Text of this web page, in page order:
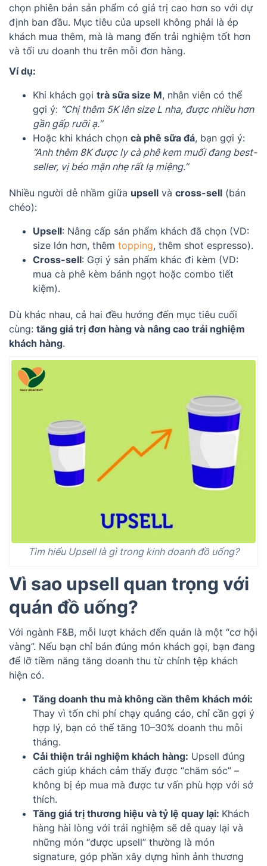
chọn phiên bản sản phẩm có giá trị cao hơn so với dự
định ban đầu. Mục tiêu của upsell không phải là ép
khách mua thêm, mà là mang đến trải nghiệm tốt hơn
và tối ưu doanh thu trên mỗi đơn hàng.
Ví dụ:
Khi khách gọi trà sữa size M, nhân viên có thể
gợi ý: “Chị thêm 5K lên size L nha, được nhiều hơn
gần gấp rưỡi ạ.”
Hoặc khi khách chọn cà phê sữa đá, bạn gợi ý:
“Anh thêm 8K được ly cà phê kem muối đang best-
seller, vị béo mặn nhẹ rất lạ miệng.”
Nhiều người dễ nhầm giữa upsell và cross-sell (bán
chéo):
Upsell: Nâng cấp sản phẩm khách đã chọn (VD:
size lớn hơn, thêm topping, thêm shot espresso).
Cross-sell: Gợi ý sản phẩm khác đi kèm (VD:
mua cà phê kèm bánh ngọt hoặc combo tiết
kiệm).
Dù khác nhau, cả hai đều hướng đến mục tiêu cuối
cùng: tăng giá trị đơn hàng và nâng cao trải nghiệm
khách hàng.
Tìm hiểu Upsell là gì trong kinh doanh đồ uống?
Vì sao upsell quan trọng với
quán đồ uống?
Với ngành F&B, mỗi lượt khách đến quán là một “cơ hội
vàng”. Nếu bạn chỉ bán đúng món khách gọi, bạn đang
để lỡ tiềm năng tăng doanh thu từ chính tệp khách
hiện có.
Tăng doanh thu mà không cần thêm khách mới:
Thay vì tốn chi phí chạy quảng cáo, chỉ cần gợi ý
hợp lý, bạn có thể tăng 10–30% doanh thu mỗi
tháng.
Cải thiện trải nghiệm khách hàng: Upsell đúng
cách giúp khách cảm thấy được “chăm sóc” –
không bị ép mua mà được tư vấn phù hợp với sở
thích.
Tăng giá trị thương hiệu và tỷ lệ quay lại: Khách
hàng hài lòng với trải nghiệm sẽ dễ quay lại và
những món “được upsell” thường là món
signature, góp phần xây dựng hình ảnh thương